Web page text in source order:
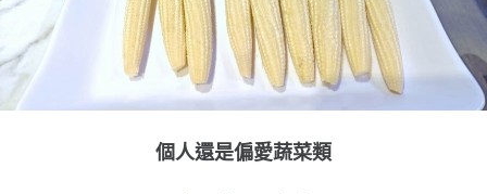
個人還是偏愛蔬菜類